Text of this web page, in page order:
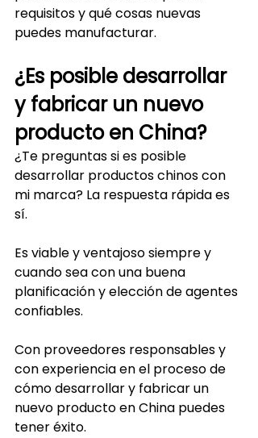
requisitos y qué cosas nuevas
puedes manufacturar.
¿Es posible desarrollar
y fabricar un nuevo
producto en China?
¿Te preguntas si es posible
desarrollar productos chinos con
mi marca? La respuesta rápida es
sí.
Es viable y ventajoso siempre y
cuando sea con una buena
planificación y elección de agentes
confiables.
Con proveedores responsables y
con experiencia en el proceso de
cómo desarrollar y fabricar un
nuevo producto en China puedes
tener éxito.